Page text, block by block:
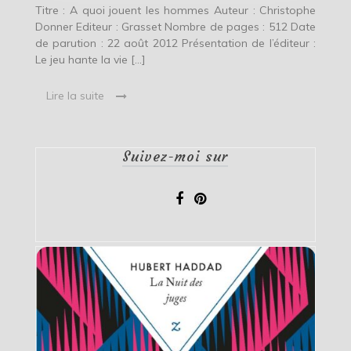
Titre : A quoi jouent les hommes Auteur : Christophe
Donner Editeur : Grasset Nombre de pages : 512 Date
de parution : 22 août 2012 Présentation de l’éditeur :
Le jeu hante la vie […]
Lire la suite
Suivez-moi sur